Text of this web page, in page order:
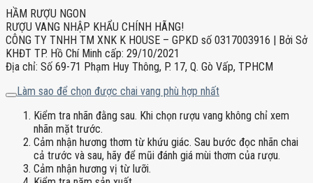
HẦM RƯỢU NGON
RƯỢU VANG NHẬP KHẨU CHÍNH HÃNG!
CÔNG TY TNHH TM XNK K HOUSE – GPKD số 0317003916 | Bởi Sở
KHĐT TP. Hồ Chí Minh cấp: 29/10/2021
Địa chỉ: Số 69-71 Phạm Huy Thông, P. 17, Q. Gò Vấp, TPHCM
Làm sao để chọn được chai vang phù hợp nhất
Kiểm tra nhãn đằng sau. Khi chọn rượu vang không chỉ xem
nhãn mặt trước.
Cảm nhận hương thơm từ khứu giác. Sau bước đọc nhãn chai
cả trước và sau, hãy để mũi đánh giá mùi thơm của rượu.
Cảm nhận hương vị từ lưỡi.